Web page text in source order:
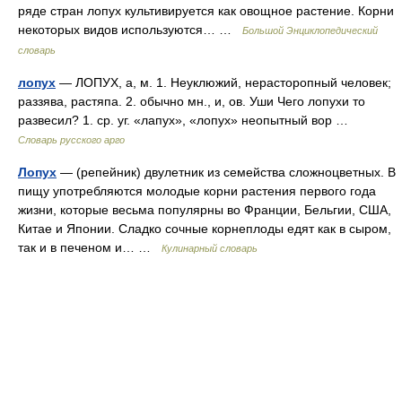
ряде стран лопух культивируется как овощное растение. Корни
некоторых видов используются… …
Большой Энциклопедический
словарь
лопух — ЛОПУХ, а, м. 1. Неуклюжий, нерасторопный человек;
раззява, растяпа. 2. обычно мн., и, ов. Уши Чего лопухи то
развесил? 1. ср. уг. «лапух», «лопух» неопытный вор …
Словарь русского арго
Лопух — (репейник) двулетник из семейства сложноцветных. В
пищу употребляются молодые корни растения первого года
жизни, которые весьма популярны во Франции, Бельгии, США,
Китае и Японии. Сладко сочные корнеплоды едят как в сыром,
так и в печеном и… …
Кулинарный словарь